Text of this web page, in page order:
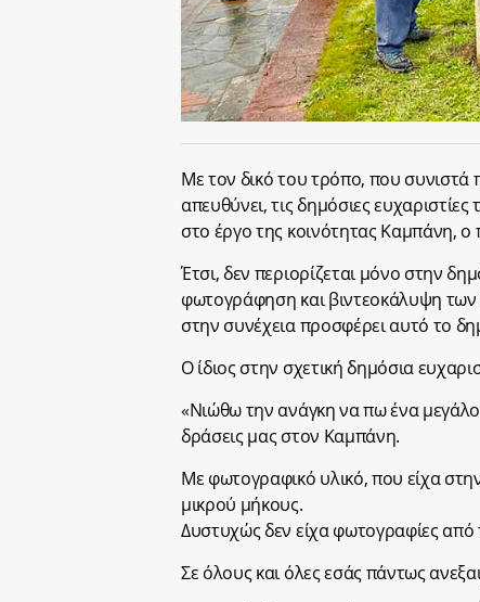
Με τον δικό του τρόπο, που συνιστά
απευθύνει, τις δημόσιες
στο έργο της κοινότητας Καμπάνη, ο
Έτσι, δεν περιορίζεται μόνο στην
φωτογράφηση και βιντεοκάλυψη
στην συνέχεια προσφέρει αυτό το
Ο ίδιος στην σχετική δημόσια
«Νιώθω την ανάγκη να πω ένα
δράσεις μας στον Καμπάνη.
Με φωτογραφικό υλικό, που είχα
μικρού μήκους.
Δυστυχώς δεν είχα φωτογραφίες από
Σε όλους και όλες εσάς πάντως